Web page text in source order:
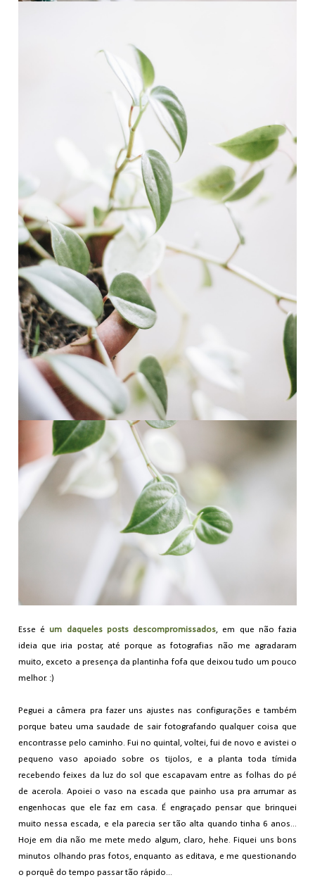
Esse éum daqueles posts descompromissados, em que não fazia
ideia que iria postar, até porque as fotografias não me agradaram
muito, exceto a presença da plantinha fofa que deixou tudo um pouco
melhor. :)
Peguei a câmera pra fazer uns ajustes nas configurações e também
porque bateu uma saudade de sair fotografando qualquer coisa que
encontrasse pelo caminho. Fui no quintal, voltei, fui de novo e avistei o
pequeno vaso apoiado sobre os tijolos, e a planta toda tímida
recebendo feixes da luz do sol que escapavam entre as folhas do pé
de acerola. Apoiei o vaso na escada que painho usa pra arrumar as
engenhocas que ele faz em casa. É engraçado pensar que brinquei
muito nessa escada, e ela parecia ser tão alta quando tinha 6 anos...
Hoje em dia não me mete medo algum, claro, hehe. Fiquei uns bons
minutos olhando pras fotos, enquanto as editava, e me questionando
o porquê do tempo passar tão rápido...